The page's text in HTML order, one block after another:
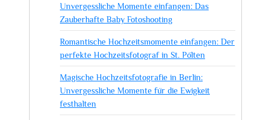
Unvergessliche Momente einfangen: Das
Zauberhafte Baby Fotoshooting
Romantische Hochzeitsmomente einfangen: Der
perfekte Hochzeitsfotograf in St. Pölten
Magische Hochzeitsfotografie in Berlin:
Unvergessliche Momente für die Ewigkeit
festhalten